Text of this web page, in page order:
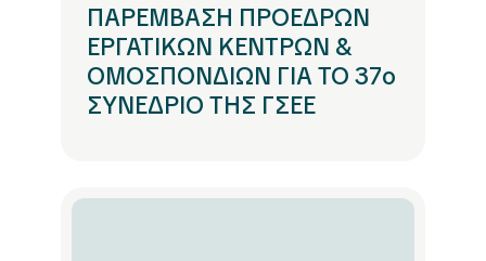
ΠΑΡΕΜΒΑΣΗ ΠΡΟΕΔΡΩΝ
ΕΡΓΑΤΙΚΩΝ ΚΕΝΤΡΩΝ &
ΟΜΟΣΠΟΝΔΙΩΝ ΓΙΑ ΤΟ 37o
ΣΥΝΕΔΡΙΟ ΤΗΣ ΓΣΕΕ